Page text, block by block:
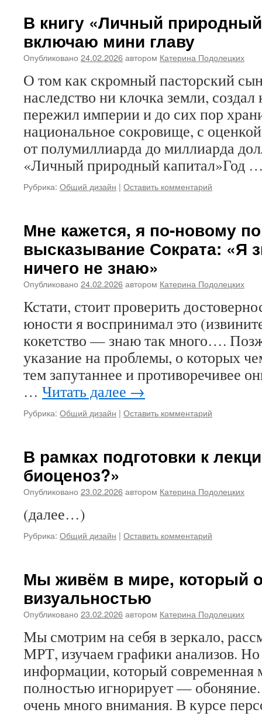
В книгу «Личный
включаю мини главу
Опубликовано 24.02.2026автором Катерина Подолецких
О том как скромный пасторский
наследство ни клочка земли,
пережил империи и до сих пор
национальное сокровище, с
от полумиллиарда до миллиарда
«Личный природный капитал»Год
Рубрика: Общий дизайн | Оставить комментарий
Мне кажется, я по-новому
высказывание Сократа: «Я
ничего не знаю»
Опубликовано 24.02.2026автором Катерина Подолецких
Кстати, стоит проверить
юности я воспринимал это
кокетство — знаю так много….
указание на проблемы, о которых
тем запутаннее и противоречивее
… Читать далее →
Рубрика: Общий дизайн | Оставить комментарий
В рамках подготовки к
биоценоз?»
Опубликовано 23.02.2026автором Катерина Подолецких
(далее…)
Рубрика: Общий дизайн | Оставить комментарий
Мы живём в мире, который
визуальностью
Опубликовано 23.02.2026автором Катерина Подолецких
Мы смотрим на себя в зеркало,
МРТ, изучаем графики анализов. Но
информации, который современная
полностью игнорирует —
очень много внимания. В курсе